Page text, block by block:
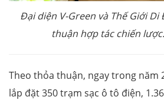
Đại diện V-Green và Thế Giới
thuận hợp tác chiến
Theo thỏa thuận, ngay trong năm
lắp đặt 350 trạm sạc ô tô điện,